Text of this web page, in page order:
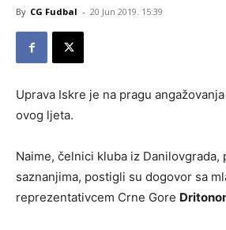
By CG Fudbal - 20 Jun 2019. 15:39
Uprava Iskre je na pragu
ovog ljeta.
Naime, čelnici kluba iz Danilovgrada,
saznanjima, postigli su dogovor sa
reprezentativcem Crne Gore